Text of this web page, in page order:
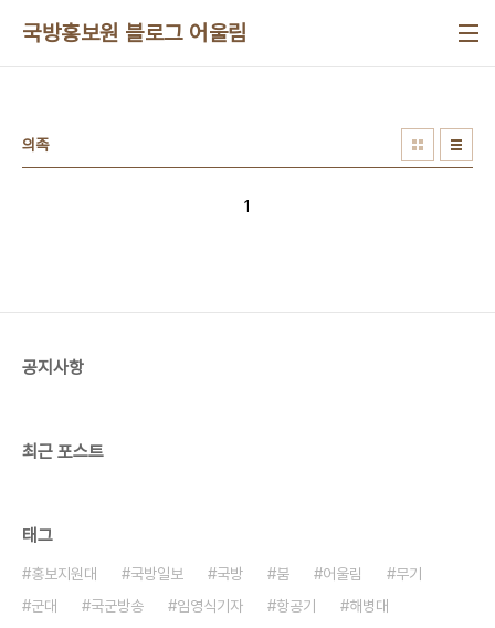
국방홍보원 블로그 어울림
의족
1
공지사항
최근 포스트
태그
홍보지원대 국방일보 국방 붐 어울림
무기
군대
국군방송 임영식기자 항공기
해병대